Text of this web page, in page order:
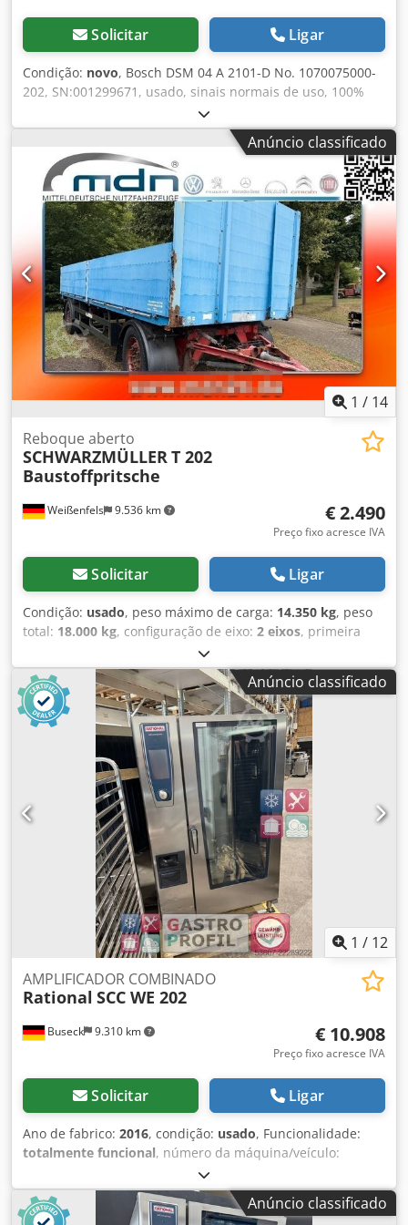
Solicitar Ligar
Condição: novo, Bosch DSM 04 A 2101-D No. 1070075000-
202, SN:001299671, usado, sinais normais de uso, 100%
funcional, escopo de entrega conforme fotos Chjdpfx Anei
D T Umj Ioa
Anúncio classificado
1 / 14
Weißenfels 9.536 km
Reboque aberto
SCHWARZMÜLLERT 202
Baustoffpritsche
€ 2.490
Preço fixo acresce IVA
Solicitar Ligar
Condição: usado, peso máximo de carga: 14.350 kg, peso
total: 18.000 kg, configuração de eixo: 2 eixos, primeira
, comprimento do espaço de carga:
6.800 mm, largura do espaço de carga:2.500 mm, altura
do espaço de carga:800 mm, N.º interno: Schwarzmüller
Chodpfszfw Tvox An Iea Schwarzmüller * T 202 *
Plataforma para materiais de construção * 2 eixos * Eixos
SAF * Peso bruto admissível 18.000 kg Aceitamos retoma
Financiamento a partir de 3,99% Erros e venda antecipada
reservados! As informações deste anúncio são descrições
não vinculativas e não representam características
garantidas. O vendedor não se responsabiliza por erros de
digitação ou transmissão de dados. Os equipamentos
listados devem ser verificados separadamente. Todas as
informações nos anúncios são sem compromisso! Entrega
em todo o território nacional mediante consulta Horário de
funcionamento: segunda a quinta das 9:00 às 17:00 sexta
das 9:00 às 14:00 e mediante marcação!!!
Anúncio classificado
1 / 12
Buseck 9.310 km
AMPLIFICADOR COMBINADO
Rational SCC WE 202
€ 10.908
Preço fixo acresce IVA
Solicitar Ligar
Ano de fabrico: 2016, condição: usado, Funcionalidade:
totalmente funcional, número da máquina/veículo:
, Aqui, temos um forno combinado SCC
WE 202, versão elétrica, do fabricante de alta qualidade
Rational, ano de fabricação 2016. O forno combinado está
Anúncio classificado